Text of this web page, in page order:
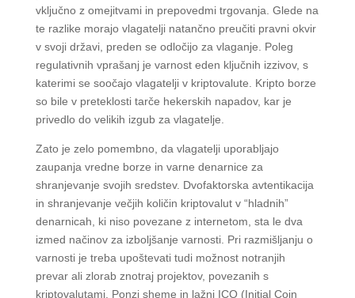
vključno z omejitvami in prepovedmi trgovanja. Glede na
te razlike morajo vlagatelji natančno preučiti pravni okvir
v svoji državi, preden se odločijo za vlaganje. Poleg
regulativnih vprašanj je varnost eden ključnih izzivov, s
katerimi se soočajo vlagatelji v kriptovalute. Kripto borze
so bile v preteklosti tarče hekerskih napadov, kar je
privedlo do velikih izgub za vlagatelje.
Zato je zelo pomembno, da vlagatelji uporabljajo
zaupanja vredne borze in varne denarnice za
shranjevanje svojih sredstev. Dvofaktorska avtentikacija
in shranjevanje večjih količin kriptovalut v “hladnih”
denarnicah, ki niso povezane z internetom, sta le dva
izmed načinov za izboljšanje varnosti. Pri razmišljanju o
varnosti je treba upoštevati tudi možnost notranjih
prevar ali zlorab znotraj projektov, povezanih s
kriptovalutami. Ponzi sheme in lažni ICO (Initial Coin